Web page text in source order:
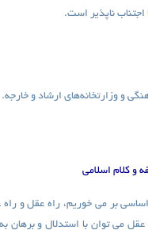
اجتناب ناپذیر است.
و وزارتخانه‌های ارشاد و خارجه.
و کلام اسلامی
بر می خوریم، راه عقل و
می توان با استدلال و برهان